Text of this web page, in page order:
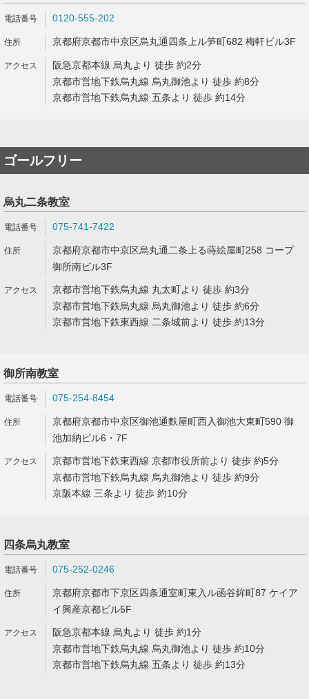
0120-555-202
京都府京都市中京区烏丸通四条上ル笋町682 梅軒ビル3F
阪急京都本線 烏丸より 徒歩 約2分
京都市営地下鉄烏丸線 烏丸御池より 徒歩 約8分
京都市営地下鉄烏丸線 五条より 徒歩 約14分
ゴールフリー
烏丸二条教室
075-741-7422
京都府京都市中京区烏丸通二条上る蒔絵屋町258 コープ
御所南ビル3F
京都市営地下鉄烏丸線 丸太町より 徒歩 約3分
京都市営地下鉄烏丸線 烏丸御池より 徒歩 約6分
京都市営地下鉄東西線 二条城前より 徒歩 約13分
御所南教室
075-254-8454
京都府京都市中京区御池通麩屋町西入御池大東町590 御
池加納ビル6・7F
京都市営地下鉄東西線 京都市役所前より 徒歩 約5分
京都市営地下鉄烏丸線 烏丸御池より 徒歩 約9分
京阪本線 三条より 徒歩 約10分
四条烏丸教室
075-252-0246
京都府京都市下京区四条通室町東入ル函谷鉾町87 ケイア
イ興産京都ビル5F
阪急京都本線 烏丸より 徒歩 約1分
京都市営地下鉄烏丸線 烏丸御池より 徒歩 約10分
京都市営地下鉄烏丸線 五条より 徒歩 約13分